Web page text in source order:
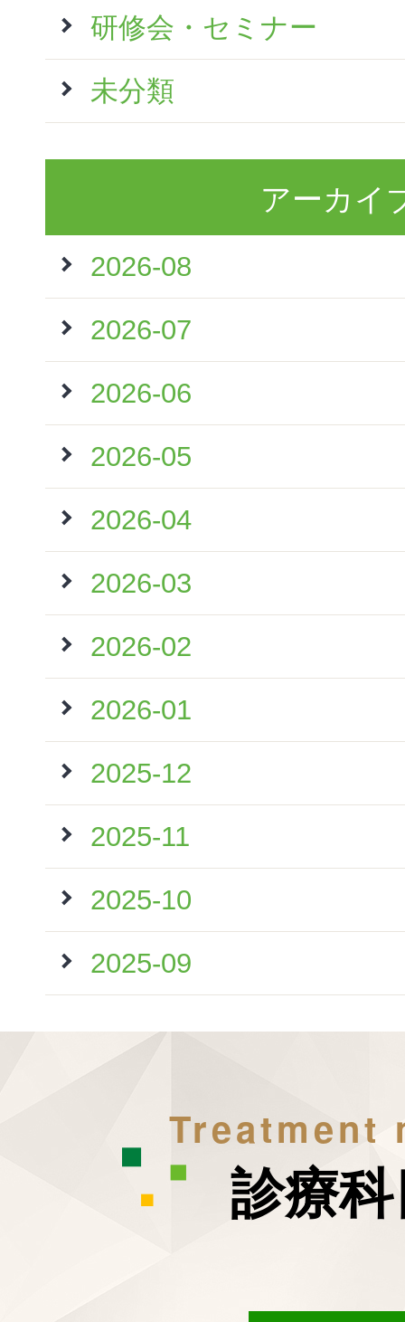
研修会・セミナー
未分類
アーカイ
2026-08
2026-07
2026-06
2026-05
2026-04
2026-03
2026-02
2026-01
2025-12
2025-11
2025-10
2025-09
Treatment
診療